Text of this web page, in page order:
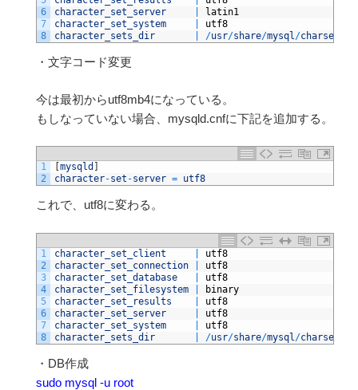
6
7
8
character_set_server
latin1
character_set_system
utf8
character_sets_dir
/usr/share/mysql/charsets
・文字コード変更
今は最初からutf8mb4になっている。
もしなっていない場合、 mysqld.cnfに下記を追加する。
1
2
mysqld
character-set -server = utf8
これで、utf8に変わる。
1
2
3
4
5
6
7
8
character_set_client
utf8
character_set_connection
utf8
character_set_database
utf8
character_set_filesystem
binary
character_set_results
utf8
character_set_server
utf8
character_set_system
utf8
character_sets_dir
/usr/share/mysql /charsets
・DB作成
sudo mysql -u root